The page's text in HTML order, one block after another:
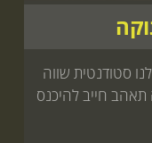
בחורה חדשה בישראל בת 23 שלנו סטודנטית שווה
תאהב חייב להיכנס